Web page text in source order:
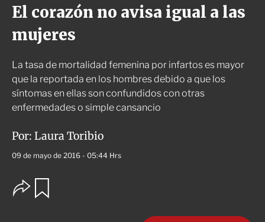
i
o
El corazón no avisa igual a las
mujeres
La tasa de mortalidad femenina por infartos es mayor
que la reportada en los hombres debido a que los
síntomas en ellas son confundidos con otras
enfermedades o simple cansancio
Por: Laura Toribio
09 de mayo de 2016 - 05:44 Hrs
O
p